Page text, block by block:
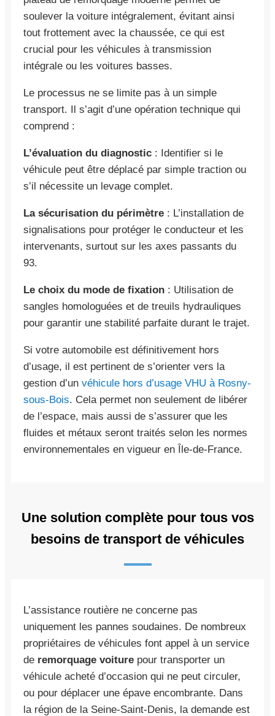
soulever la voiture intégralement, évitant ainsi
tout frottement avec la chaussée, ce qui est
crucial pour les véhicules à transmission
intégrale ou les voitures basses.
Le processus ne se limite pas à un simple
transport. Il s’agit d’une opération technique qui
comprend :
L’évaluation du diagnostic : Identifier si le
véhicule peut être déplacé par simple traction ou
s’il nécessite un levage complet.
La sécurisation du périmètre : L’installation de
signalisations pour protéger le conducteur et les
intervenants, surtout sur les axes passants du
93.
Le choix du mode de fixation : Utilisation de
sangles homologuées et de treuils hydrauliques
pour garantir une stabilité parfaite durant le trajet.
Si votre automobile est définitivement hors
d’usage, il est pertinent de s’orienter vers la
gestion d’un véhicule hors d’usage VHU à Rosny-
sous-Bois. Cela permet non seulement de libérer
de l’espace, mais aussi de s’assurer que les
fluides et métaux seront traités selon les normes
environnementales en vigueur en Île-de-France.
Une solution complète pour tous vos
besoins de transport de véhicules
L’assistance routière ne concerne pas
uniquement les pannes soudaines. De nombreux
propriétaires de véhicules font appel à un service
de remorquage voiture pour transporter un
véhicule acheté d’occasion qui ne peut circuler,
ou pour déplacer une épave encombrante. Dans
la région de la Seine-Saint-Denis, la demande est